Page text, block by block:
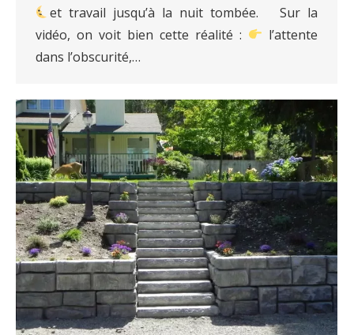
et travail jusqu’à la nuit tombée. Sur la
vidéo, on voit bien cette réalité :
l’attente
dans l’obscurité,…